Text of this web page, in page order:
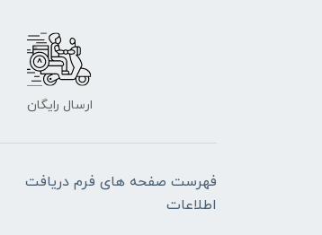
ارسال رایگان
فهرست صفحه های فرم دریافت
اطلاعات